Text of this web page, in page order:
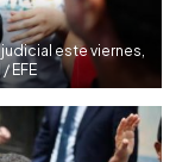
este viernes,
EFE